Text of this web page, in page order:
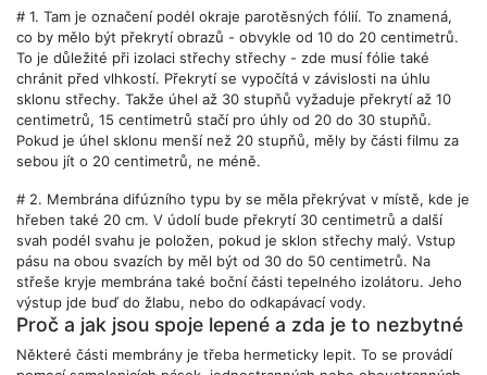
# 1. Tam je označení podél okraje parotěsných fólií. To znamená,
co by mělo být překrytí obrazů - obvykle od 10 do 20 centimetrů.
To je důležité při izolaci střechy střechy - zde musí fólie také
chránit před vlhkostí. Překrytí se vypočítá v závislosti na úhlu
sklonu střechy. Takže úhel až 30 stupňů vyžaduje překrytí až 10
centimetrů, 15 centimetrů stačí pro úhly od 20 do 30 stupňů.
Pokud je úhel sklonu menší než 20 stupňů, měly by části filmu za
sebou jít o 20 centimetrů, ne méně.
# 2. Membrána difúzního typu by se měla překrývat v místě, kde je
hřeben také 20 cm. V údolí bude překrytí 30 centimetrů a další
svah podél svahu je položen, pokud je sklon střechy malý. Vstup
pásu na obou svazích by měl být od 30 do 50 centimetrů. Na
střeše kryje membrána také boční části tepelného izolátoru. Jeho
výstup jde buď do žlabu, nebo do odkapávací vody.
Proč a jak jsou spoje lepené a zda je to nezbytné
Některé části membrány je třeba hermeticky lepit. To se provádí